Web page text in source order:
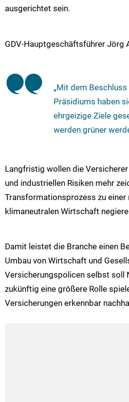
ausgerichtet sein.
GDV-Hauptgeschäftsführer Jörg
„Mit dem Beschluss
Präsidiums haben
ehrgeizige Ziele
werden grüner
Langfristig wollen die
und industriellen Risiken mehr
Transformationsprozess zu einer
klimaneutralen Wirtschaft
Damit leistet die Branche einen
Umbau von Wirtschaft und
Versicherungspolicen selbst soll
zukünftig eine größere Rolle
Versicherungen erkennbar